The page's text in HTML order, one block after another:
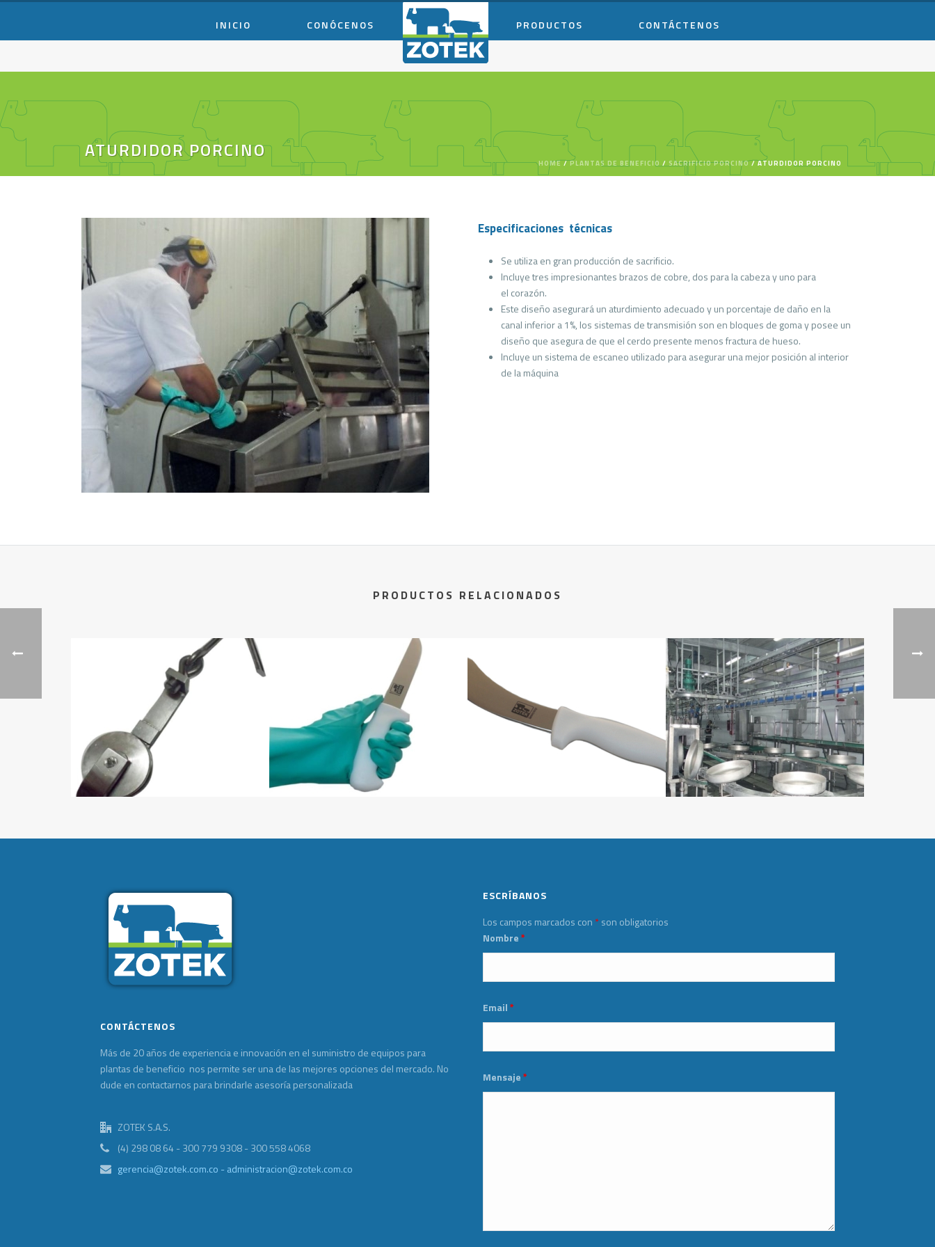
INICIO CONÓCENOS PRODUCTOS CONTÁCTENOS
ATURDIDOR PORCINO
HOME/PLANTAS DE BENEFICIO/SACRIFICIO PORCINO/ATURDIDOR PORCINO
Especificaciones técnicas
Se utiliza en gran producción de sacrificio.
Incluye tres impresionantes brazos de cobre, dos para la cabeza y uno para
el corazón.
Este diseño asegurará un aturdimiento adecuado y un porcentaje de daño en la
canal inferior a 1%, los sistemas de transmisión son en bloques de goma y posee un
diseño que asegura de que el cerdo presente menos fractura de hueso.
Incluye un sistema de escaneo utilizado para asegurar una mejor posición al interior
de la máquina
PRODUCTOS RELACIONADOS
CONTÁCTENOS
Más de 20 años de experiencia e innovación en el suministro de equipos para
plantas de beneficio nos permite ser una de las mejores opciones del mercado. No
dude en contactarnos para brindarle asesoría personalizada
ZOTEK S.A.S.
(4) 298 08 64 - 300 779 9308 - 300 558 4068
gerencia@zotek.com.co - administracion@zotek.com.co
ESCRÍBANOS
Los campos marcados con *son obligatorios
Nombre*
Email*
Mensaje*